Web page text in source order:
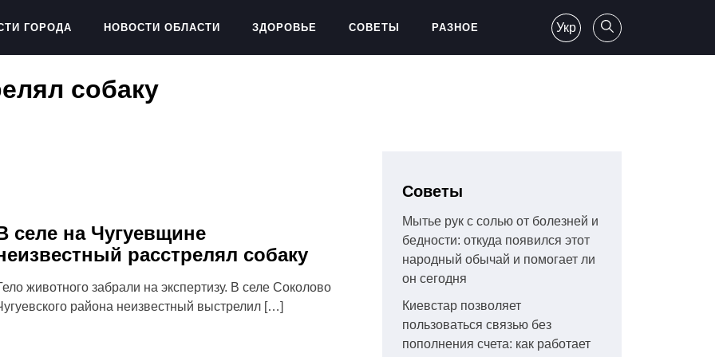
ГОРОДА НОВОСТИ ОБЛАСТИ ЗДОРОВЬЕ СОВЕТЫ РАЗНОЕ Укр
собаку
селе на Чугуевщине
расстрелял собаку
животного забрали на экспертизу. В селе Соколово
района неизвестный выстрелил […]
Советы
Мытье рук с солью от болезней и
бедности: откуда появился этот
народный обычай и помогает ли
он сегодня
Киевстар позволяет
пользоваться связью без
пополнения счета: как работает